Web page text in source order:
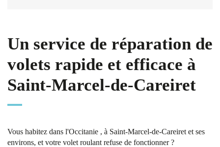
Un service de réparation de
volets rapide et efficace à
Saint-Marcel-de-Careiret
Vous habitez dans l'Occitanie , à Saint-Marcel-de-Careiret et ses
environs, et votre volet roulant refuse de fonctionner ?